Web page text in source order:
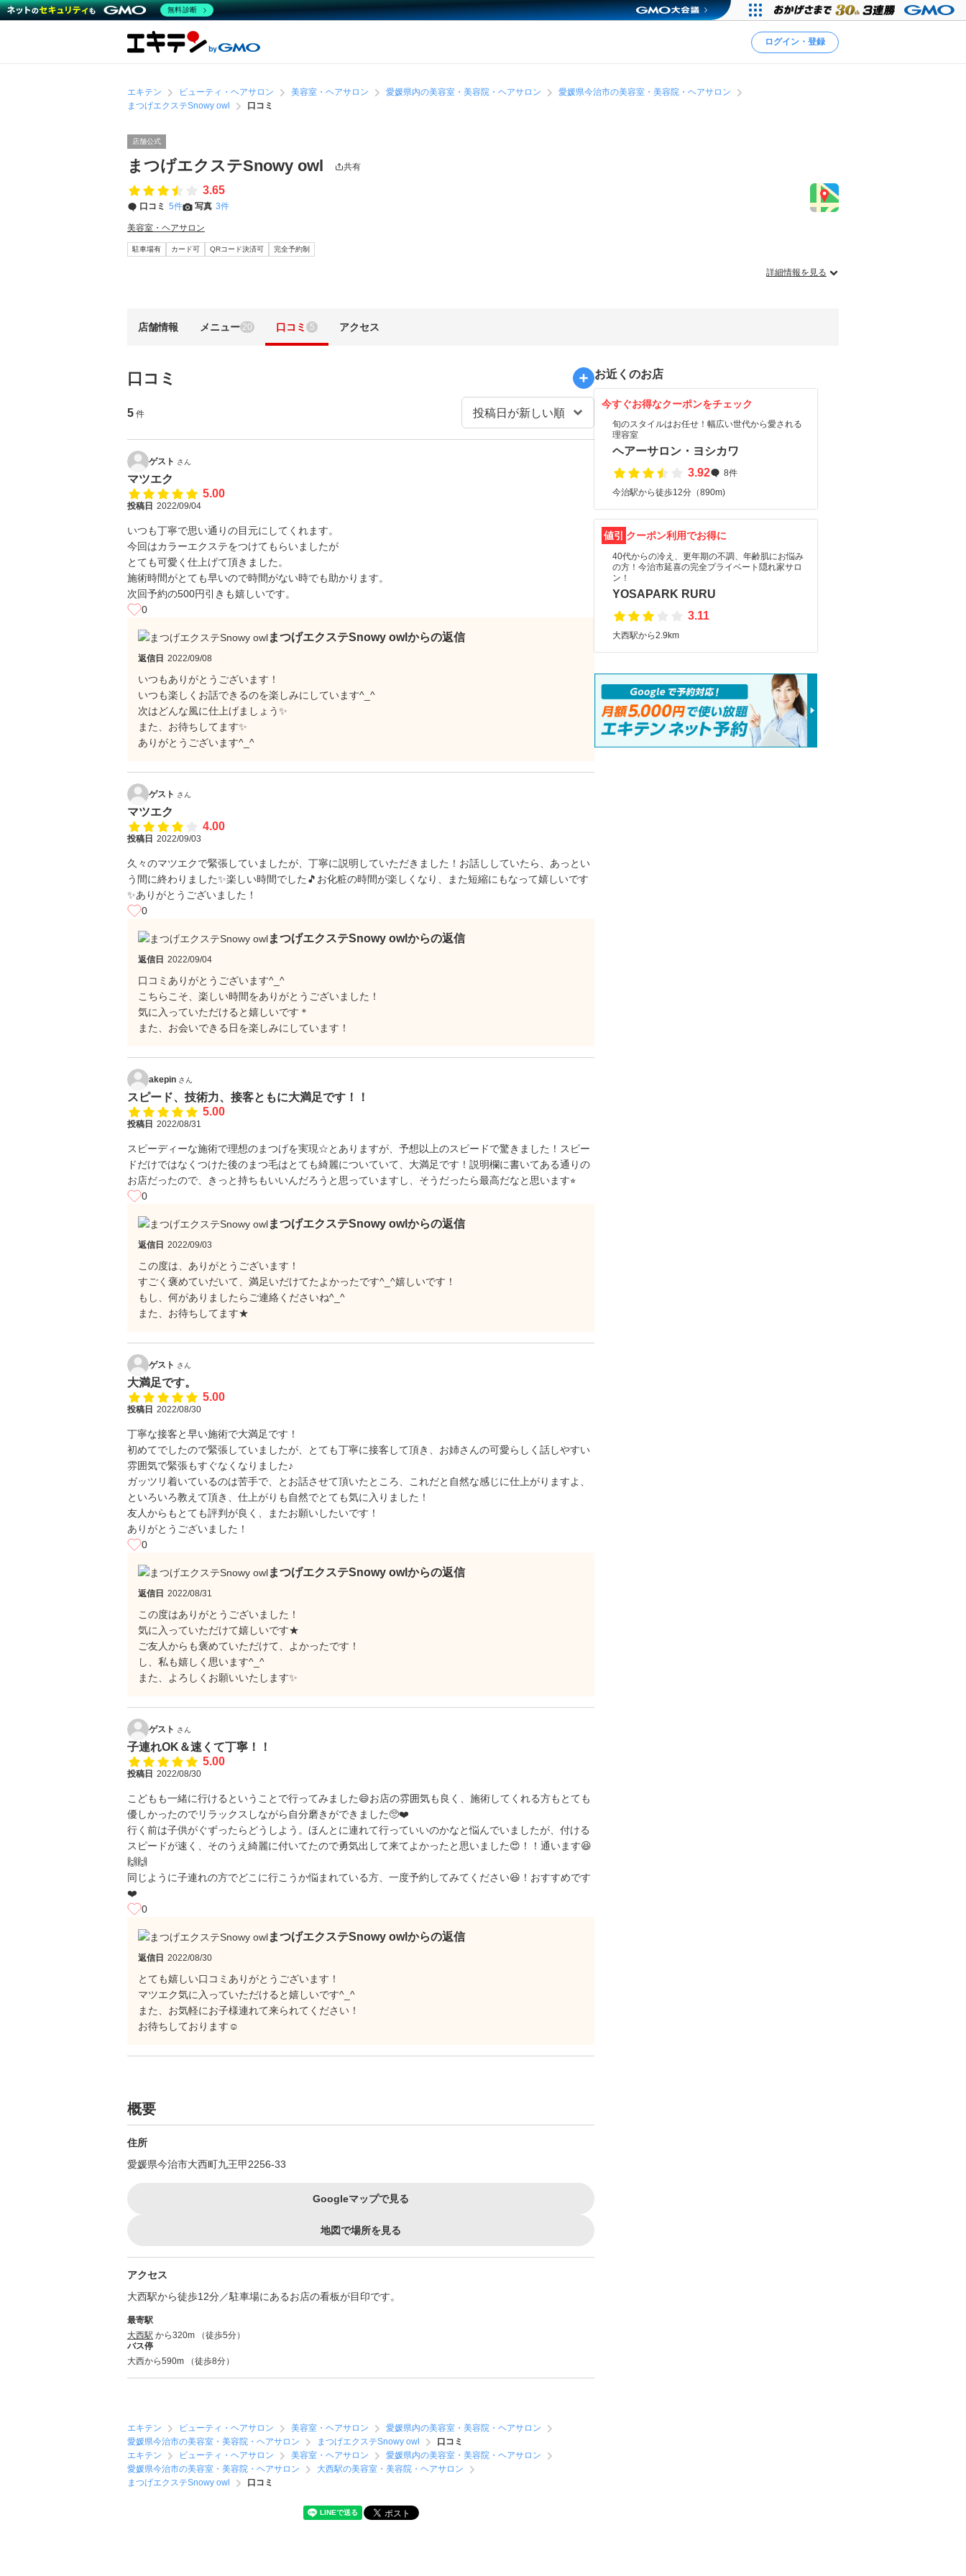
ログイン・登録
エキテン ビューティ・ヘアサロン 美容室・ヘアサロン 愛媛県内の美容室・美容院・ヘアサロン
愛媛県今治市の美容室・美容院・ヘアサロン
まつげエクステSnowy owl
口コミ
店舗公式
まつげエクステSnowy owl 共有
3.65
口コミ 5件 写真 3件
美容室・ヘアサロン
駐車場有 カード可 QRコード決済可 完全予約制
詳細情報を見る
店舗情報 メニュー 20 口コミ 5 アクセス
口コミ
5 件
ゲスト さん
マツエク
5.00
投稿日 2022/09/04
いつも丁寧で思い通りの目元にしてくれます。
今回はカラーエクステをつけてもらいましたが
とても可愛く仕上げて頂きました。
施術時間がとても早いので時間がない時でも助かります。
次回予約の500円引きも嬉しいです。
0
まつげエクステSnowy owlからの返信
返信日 2022/09/08
いつもありがとうございます！
いつも楽しくお話できるのを楽しみにしています^_^
次はどんな風に仕上げましょう✨
また、お待ちしてます✨
ありがとうございます^_^
ゲスト さん
マツエク
4.00
投稿日 2022/09/03
久々のマツエクで緊張していましたが、丁寧に説明していただきました！お話ししていたら、あっとい
う間に終わりました✨楽しい時間でした🎵お化粧の時間が楽しくなり、また短縮にもなって嬉しいです
✨ありがとうございました！
0
まつげエクステSnowy owlからの返信
返信日 2022/09/04
口コミありがとうございます^_^
こちらこそ、楽しい時間をありがとうございました！
気に入っていただけると嬉しいです＊
また、お会いできる日を楽しみにしています！
akepin さん
スピード、技術力、接客ともに大満足です！！
5.00
投稿日 2022/08/31
スピーディーな施術で理想のまつげを実現☆とありますが、予想以上のスピードで驚きました！スピー
ドだけではなくつけた後のまつ毛はとても綺麗についていて、大満足です！説明欄に書いてある通りの
お店だったので、きっと持ちもいいんだろうと思っていますし、そうだったら最高だなと思います⭐︎
0
まつげエクステSnowy owlからの返信
返信日 2022/09/03
この度は、ありがとうございます！
すごく褒めていだいて、満足いだけてたよかったです^_^嬉しいです！
もし、何がありましたらご連絡くださいね^_^
また、お待ちしてます★
ゲスト さん
大満足です。
5.00
投稿日 2022/08/30
丁寧な接客と早い施術で大満足です！
初めてでしたので緊張していましたが、とても丁寧に接客して頂き、お姉さんの可愛らしく話しやすい
雰囲気で緊張もすぐなくなりました♪
ガッツリ着いているのは苦手で、とお話させて頂いたところ、これだと自然な感じに仕上がりますよ、
といろいろ教えて頂き、仕上がりも自然でとても気に入りました！
友人からもとても評判が良く、またお願いしたいです！
ありがとうございました！
0
まつげエクステSnowy owlからの返信
返信日 2022/08/31
この度はありがとうございました！
気に入っていただけて嬉しいです★
ご友人からも褒めていただけて、よかったです！
し、私も嬉しく思います^_^
また、よろしくお願いいたします✨
ゲスト さん
子連れOK＆速くて丁寧！！
5.00
投稿日 2022/08/30
こどもも一緒に行けるということで行ってみました😄お店の雰囲気も良く、施術してくれる方もとても
優しかったのでリラックスしながら自分磨きができました🥺❤️
行く前は子供がぐずったらどうしよう。ほんとに連れて行っていいのかなと悩んでいましたが、付ける
スピードが速く、そのうえ綺麗に付いてたので勇気出して来てよかったと思いました😍！！通います😆
🙌🙌
同じように子連れの方でどこに行こうか悩まれている方、一度予約してみてください😆！おすすめです
❤️
0
まつげエクステSnowy owlからの返信
返信日 2022/08/30
とても嬉しい口コミありがとうございます！
マツエク気に入っていただけると嬉しいです^_^
また、お気軽にお子様連れて来られてください！
お待ちしております☺️
概要
住所
愛媛県今治市大西町九王甲2256-33
Googleマップで見る
地図で場所を見る
アクセス
大西駅から徒歩12分／駐車場にあるお店の看板が目印です。
最寄駅
大西駅 から320m （徒歩5分）
バス停
大西から590m （徒歩8分）
エキテン ビューティ・ヘアサロン 美容室・ヘアサロン
愛媛県内の美容室・美容院・ヘアサロン
愛媛県今治市の美容室・美容院・ヘアサロン
まつげエクステSnowy owl
口コミ
エキテン
ビューティ・ヘアサロン 美容室・ヘアサロン
愛媛県内の美容室・美容院・ヘアサロン
愛媛県今治市の美容室・美容院・ヘアサロン
大西駅の美容室・美容院・ヘアサロン
まつげエクステSnowy owl
口コミ
お近くのお店
今すぐお得なクーポンをチェック
旬のスタイルはお任せ！幅広い世代から愛される
理容室
ヘアーサロン・ヨシカワ
3.92
8件
今治駅から徒歩12分（890m)
値引 クーポン利用でお得に
40代からの冷え、更年期の不調、年齢肌にお悩み
の方！今治市延喜の完全プライベート隠れ家サロ
ン！
YOSAPARK RURU
3.11
大西駅から2.9km
無料診断